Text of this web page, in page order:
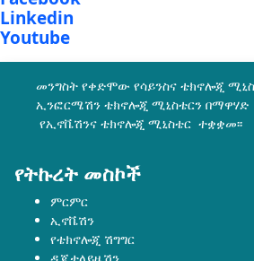
Linkedin
Youtube
መንግስት የቀድሞው የሳይንስና ቴክኖሎጂ
ኢንፎርሜሽን ቴክኖሎጂ ሚኒስቴርን
የኢኖቬሽንና ቴክኖሎጂ ሚኒስቴር ተቋቋመ፡፡
የትኩረት መስኮች
ምርምር
ኢኖቬሽን
የቴክኖሎጂ ሽግግር